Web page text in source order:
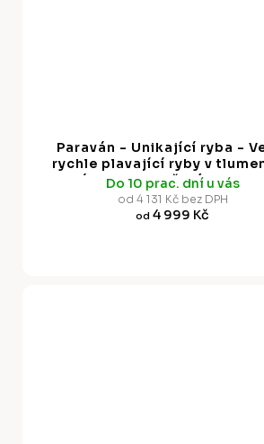
Paraván - Unikající ryba -
rychle plavající ryby v
barvách mezi mořskými
Do 10 prac. dní u vás
od 4 131 Kč bez DPH
od 4 999 Kč